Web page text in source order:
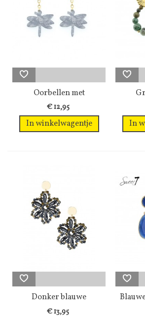
Oorbellen met
blauwgrijze hanger
€ 12,95
In winkelwagentje In
Donker blauwe
oorhangers in de...
€ 13,95